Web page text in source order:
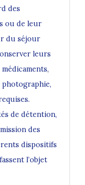
des
ou de leur
du séjour
leurs
de détention,
des
dispositifs
l’objet